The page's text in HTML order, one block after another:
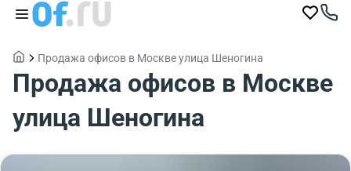
Продажа офисов в Москве улица Шеногина
Продажа офисов в Москве
улица Шеногина